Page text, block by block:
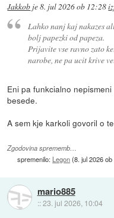
Jakkob je8. jul 2026 ob 12:28
Lahko nanj kaj nakazes
bolj papezki od papeza.
Prijavite vse ravno zato
narobe, ne pa ucit krive
Eni pa funkcialno
besede.
A sem kje karkoli govoril o
Zgodovina sprememb…
spremenilo: Legon(8. jul 2026
mario885
::23. jul 2026, 10:04